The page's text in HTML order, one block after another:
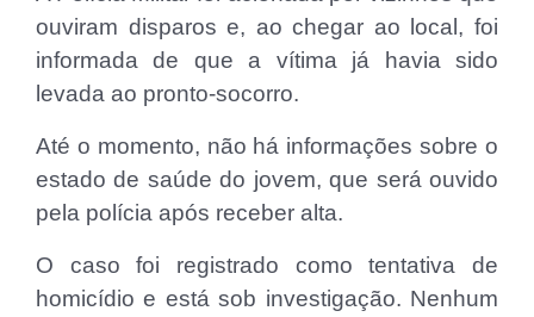
ouviram disparos e, ao chegar ao local, foi
informada de que a vítima já havia sido
levada ao pronto-socorro.
Até o momento, não há informações sobre o
estado de saúde do jovem, que será ouvido
pela polícia após receber alta.
O caso foi registrado como tentativa de
homicídio e está sob investigação. Nenhum